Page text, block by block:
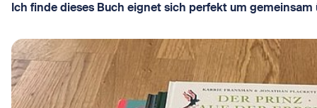
Ich finde dieses Buch eignet sich perfekt um